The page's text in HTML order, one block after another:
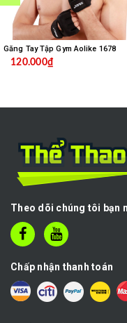
Găng Tay Tập Gym Aolike 1678
120.000₫
Theo dõi chúng tôi bạn
Chấp nhận thanh toán